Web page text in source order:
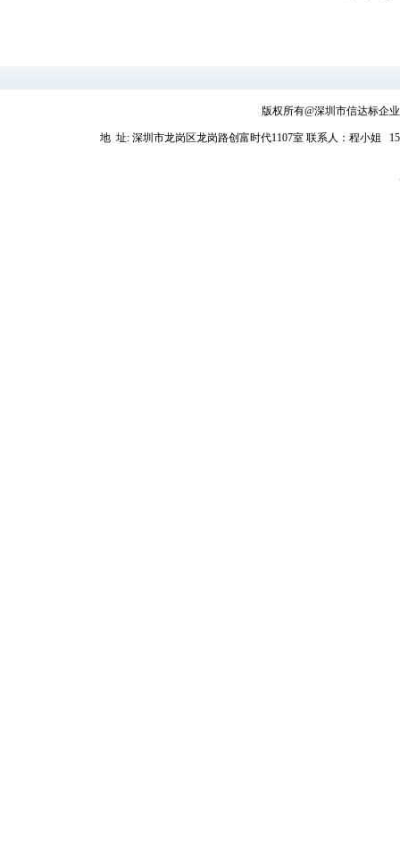
版权所有@深圳市信达标企
地 址: 深圳市龙岗区龙岗路创富时代1107室 联系人：程小姐